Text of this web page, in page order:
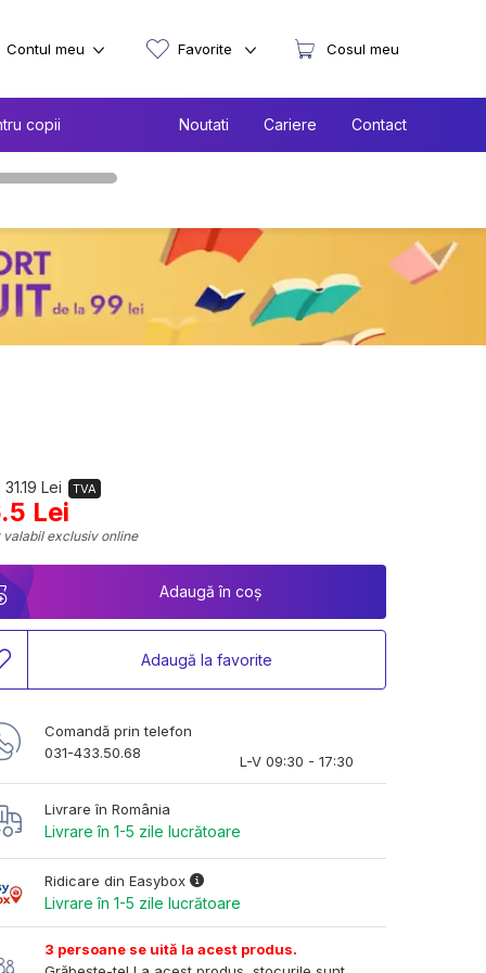
copii Noutati Cariere Contact
Contul meu Favorite Cosul meu
31.19 Lei TVA
Lei
valabil exclusiv online
Adaugă în coș
Adaugă la favorite
Comandă prin telefon
031-433.50.68
L-V 09:30 - 17:30
Livrare în România
Livrare în 1-5 zile lucrătoare
Ridicare din Easybox
Livrare în 1-5 zile lucrătoare
3 persoane se uită la acest produs.